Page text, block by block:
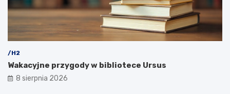
/H2
Wakacyjne przygody w bibliotece Ursus
8 sierpnia 2026